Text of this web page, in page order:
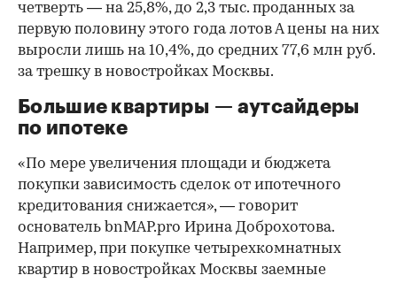
четверть — на 25,8%, до 2,3 тыс. проданных за
первую половину этого года лотов А цены на них
выросли лишь на 10,4%, до средних 77,6 млн руб.
за трешку в новостройках Москвы.
Большие квартиры — аутсайдеры
по ипотеке
«По мере увеличения площади и бюджета
покупки зависимость сделок от ипотечного
кредитования снижается», — говорит
основатель bnMAP.pro Ирина Доброхотова.
Например, при покупке четырехкомнатных
квартир в новостройках Москвы заемные